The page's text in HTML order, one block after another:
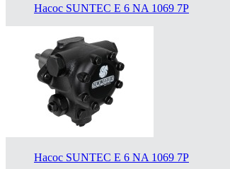
Насос SUNTEC E 6 NA 1069 7P
Насос SUNTEC E 6 NA 1069 7P